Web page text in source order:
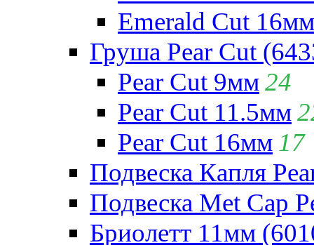
Emerald Cut 16мм
Груша Pear Cut
Pear Cut 9мм24
Pear Cut 11.5мм
Pear Cut 16мм 17
Подвеска Капля
Подвеска Met Cap
Бриолетт 11мм